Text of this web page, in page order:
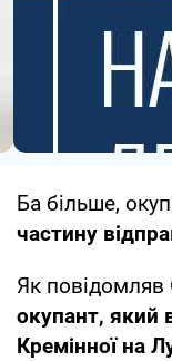
Ба більше,
частину
Як повідомляв
окупант, який
Кремінної на